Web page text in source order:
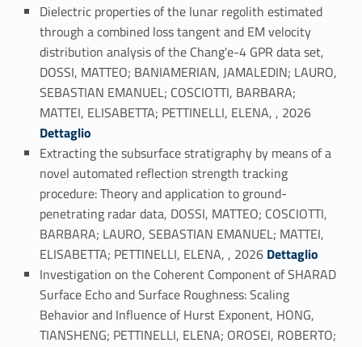
Dielectric properties of the lunar regolith estimated
through a combined loss tangent and EM velocity
distribution analysis of the Chang'e-4 GPR data set,
DOSSI, MATTEO; BANIAMERIAN, JAMALEDIN; LAURO,
SEBASTIAN EMANUEL; COSCIOTTI, BARBARA;
MATTEI, ELISABETTA; PETTINELLI, ELENA, , 2026
Dettaglio
Extracting the subsurface stratigraphy by means of a
novel automated reflection strength tracking
procedure: Theory and application to ground-
penetrating radar data, DOSSI, MATTEO; COSCIOTTI,
BARBARA; LAURO, SEBASTIAN EMANUEL; MATTEI,
ELISABETTA; PETTINELLI, ELENA, , 2026 Link identifier #identifier_person_187396-2Dettaglio
Investigation on the Coherent Component of SHARAD
Surface Echo and Surface Roughness: Scaling
Behavior and Influence of Hurst Exponent, HONG,
TIANSHENG; PETTINELLI, ELENA; OROSEI, ROBERTO;